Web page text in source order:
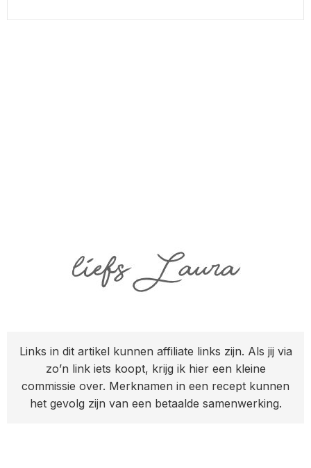
Links in dit artikel kunnen affiliate links zijn. Als jij via
zo’n link iets koopt, krijg ik hier een kleine
commissie over. Merknamen in een recept kunnen
het gevolg zijn van een betaalde samenwerking.